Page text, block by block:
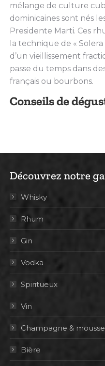
mélange de culture
dominicaines sont nés
Presidente Marti. Ces
la technique de «
d’un vieillissement
passe du temps dans
français ou bourbons.
Conseils de
Découvrez notre
Whisky
Rhum
Gin
Vodka
Spiritueux
Vin
Champagne &
Bière